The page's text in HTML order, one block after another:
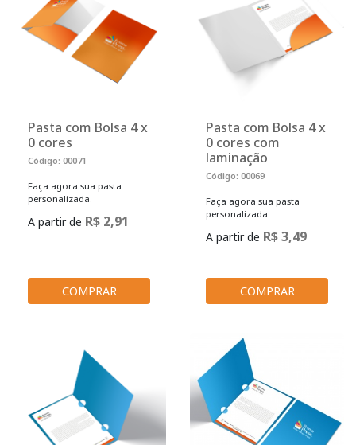
Pasta com Bolsa 4 x
0 cores
Código: 00071
Faça agora sua pasta
personalizada.
A partir de R$ 2,91
COMPRAR
Pasta com Bolsa 4 x
0 cores com
laminação
Código: 00069
Faça agora sua pasta
personalizada.
A partir de R$ 3,49
COMPRAR